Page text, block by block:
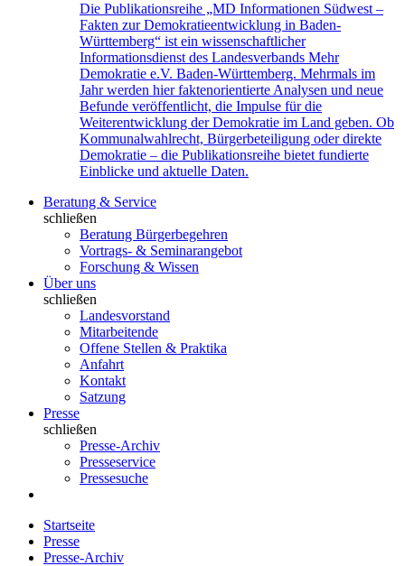
Die Publikationsreihe „MD Informationen Südwest –
Fakten zur Demokratieentwicklung in Baden-
Württemberg“ ist ein wissenschaftlicher
Informationsdienst des Landesverbands Mehr
Demokratie e.V. Baden-Württemberg. Mehrmals im
Jahr werden hier faktenorientierte Analysen und neue
Befunde veröffentlicht, die Impulse für die
Weiterentwicklung der Demokratie im Land geben. Ob
Kommunalwahlrecht, Bürgerbeteiligung oder direkte
Demokratie – die Publikationsreihe bietet fundierte
Einblicke und aktuelle Daten.
Beratung & Service
schließen
Beratung Bürgerbegehren
Vortrags- & Seminarangebot
Forschung & Wissen
Über uns
schließen
Landesvorstand
Mitarbeitende
Offene Stellen & Praktika
Anfahrt
Kontakt
Satzung
Presse
schließen
Presse-Archiv
Presseservice
Pressesuche
Startseite
Presse
Presse-Archiv